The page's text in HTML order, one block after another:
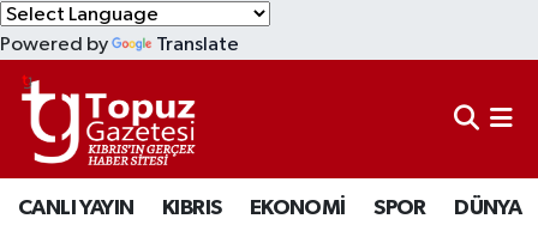
Powered by Translate
CANLI YAYIN KIBRIS EKONOMİ SPOR DÜNYA
KIBRIS
DÜNYA
EKONOMİ
Lefkoşa Nöbetçi Eczaneler
Lefkoşa Hava Durumu
Lefkoşa Trafik Yoğunluk Haritası